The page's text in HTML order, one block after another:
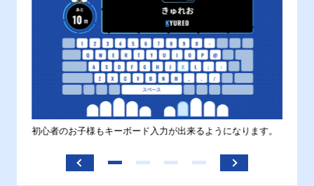
初心者のお子様もキーボード入力が出来るようになります。